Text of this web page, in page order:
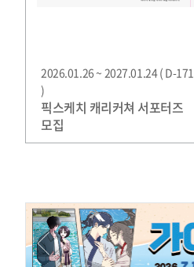
2026.01.26 ~ 2027.01.24 ( D-171
)
픽스케치 캐리커쳐 서포터즈
모집